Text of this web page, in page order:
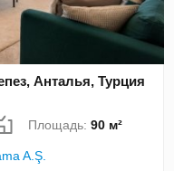
Анталья, Турция
Площадь:90 м²
A.Ş.